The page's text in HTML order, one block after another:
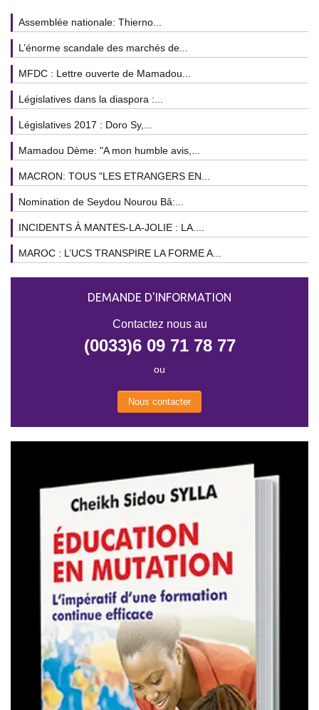
Assemblée nationale: Thierno...
L’énorme scandale des marchés de...
MFDC : Lettre ouverte de Mamadou...
Législatives dans la diaspora :...
Législatives 2017 : Doro Sy,...
Mamadou Dème: "A mon humble avis,...
MACRON: TOUS "LES ETRANGERS EN...
Nomination de Seydou Nourou Bâ:...
INCIDENTS À MANTES-LA-JOLIE : LA....
MAROC : L’UCS TRANSPIRE LA FORME A...
DEMANDE D'INFORMATION
Contactez nous au
(0033)6 09 71 78 77
ou
Nous contacter